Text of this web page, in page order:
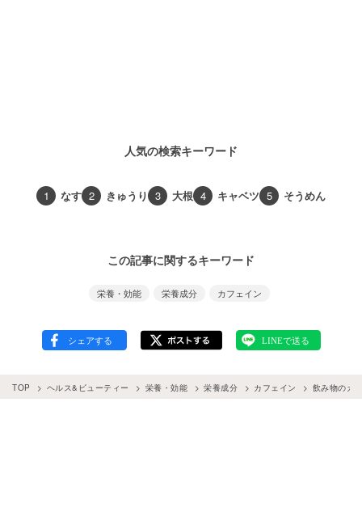
人気の検索キーワード
1 なす 2 きゅうり 3 大根 4 キャベツ 5 そうめん
この記事に関するキーワード
栄養・効能 栄養成分 カフェイン
TOP ヘルス&ビューティー 栄養・効能 栄養成分 カフェイン 飲み物のカ